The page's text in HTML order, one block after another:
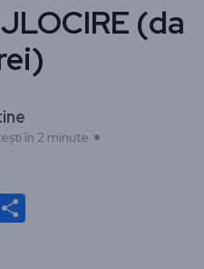
(da
în 2 minute